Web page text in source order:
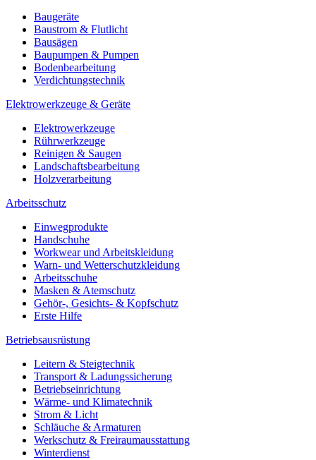
Baugeräte
Baustrom & Flutlicht
Bausägen
Baupumpen & Pumpen
Bodenbearbeitung
Verdichtungstechnik
Elektrowerkzeuge & Geräte
Elektrowerkzeuge
Rührwerkzeuge
Reinigen & Saugen
Landschaftsbearbeitung
Holzverarbeitung
Arbeitsschutz
Einwegprodukte
Handschuhe
Workwear und Arbeitskleidung
Warn- und Wetterschutzkleidung
Arbeitsschuhe
Masken & Atemschutz
Gehör-, Gesichts- & Kopfschutz
Erste Hilfe
Betriebsausrüstung
Leitern & Steigtechnik
Transport & Ladungssicherung
Betriebseinrichtung
Wärme- und Klimatechnik
Strom & Licht
Schläuche & Armaturen
Werkschutz & Freiraumausstattung
Winterdienst